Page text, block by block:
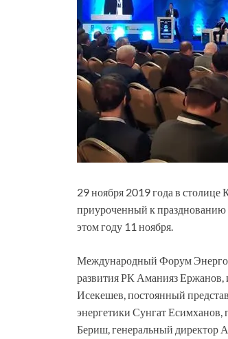
29 ноября 2019 года в
приуроченный к празднованию
этом году 11 ноября.
Международный Форум
развития РК Аманияз
Исекешев, постоянный
энергетики Сунгат
Бериш, генеральный директор